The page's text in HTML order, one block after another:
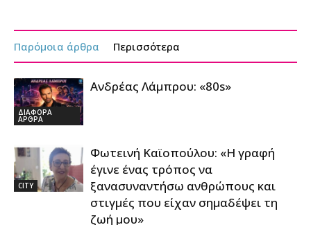
Παρόμοια άρθρα Περισσότερα
ΔΙΑΦΟΡΑ
ΑΡΘΡΑ
Ανδρέας Λάμπρου: «80s»
CITY
Φωτεινή Καϊοπούλου: «Η γραφή
έγινε ένας τρόπος να
ξανασυναντήσω ανθρώπους και
στιγμές που είχαν σημαδέψει τη
ζωή μου»